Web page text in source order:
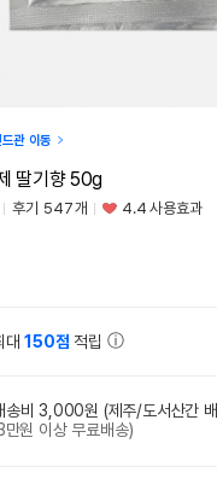
관 이동
딸기향 50g
후기 547개 4.4 사용효과
대150점 적립
송비 3,000원 (제주/도서산간
만원 이상 무료배송)